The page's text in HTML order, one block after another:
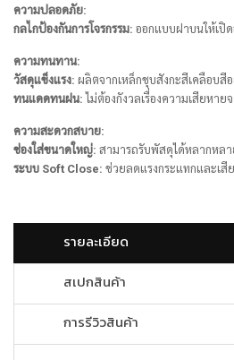
ความปลอดภัย:
กลไกป้องกันการโจรกรรม: ออกแบบฝาบนให้เปิ
ความทนทาน:
วัสดุแข็งแรง: ผลิตจากเหล็กชุบสังกะสีเคลือบสี
ทนแดดทนฝน: ไม่ต้องกังวลเรื่องความเสียหาย
ความสะดวกสบาย:
ช่องใส่ขนาดใหญ่: สามารถรับพัสดุได้หลากหล
ระบบ Soft Close: ช่วยลดแรงกระแทกและเสี
รายละเอียด
สเปกสินค้า
การรีวิวสินค้า